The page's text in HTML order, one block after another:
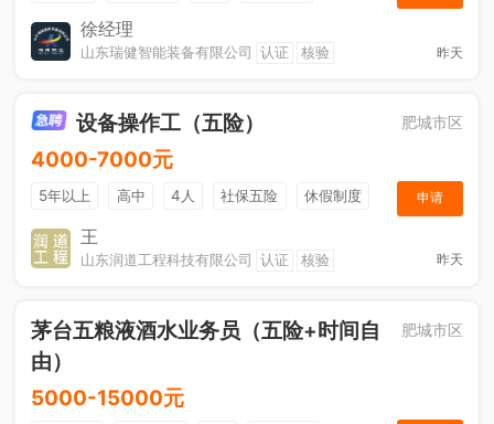
节日福利
奖励计划
徐经理
山东瑞健智能装备有限公司 认证 核验 昨天
设备操作工（五险） 肥城市区
4000-7000元
5年以上 高中 4人 社保五险
休假制度
加班补助
申请
王
山东润道工程科技有限公司 认证 核验 昨天
茅台五粮液酒水业务员（五险+时间自
由）
肥城市区
5000-15000元